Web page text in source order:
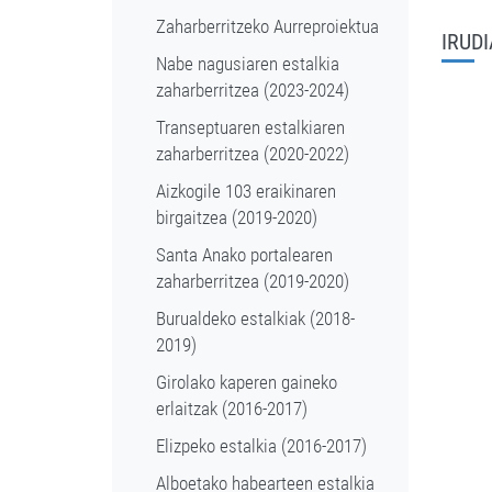
Zaharberritzeko Aurreproiektua
Nabe nagusiaren estalkia
zaharberritzea (2023-2024)
Transeptuaren estalkiaren
zaharberritzea (2020-2022)
Aizkogile 103 eraikinaren
birgaitzea (2019-2020)
Santa Anako portalearen
zaharberritzea (2019-2020)
Burualdeko estalkiak (2018-
2019)
Girolako kaperen gaineko
erlaitzak (2016-2017)
Elizpeko estalkia (2016-2017)
Alboetako habearteen estalkia